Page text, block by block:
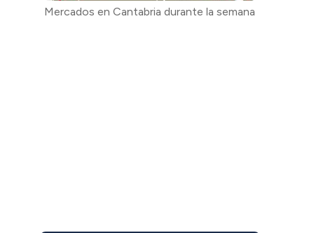
Mercados en Cantabria durante la semana